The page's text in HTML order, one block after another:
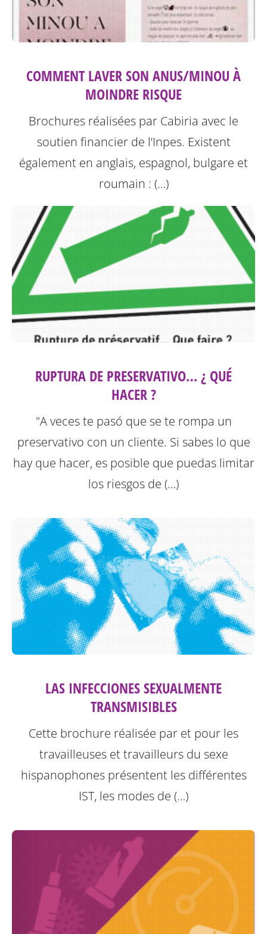
COMMENT LAVER SON ANUS/MINOU À
MOINDRE RISQUE
Brochures réalisées par Cabiria avec le
soutien financier de l’Inpes. Existent
également en anglais, espagnol, bulgare et
roumain : (…)
RUPTURA DE PRESERVATIVO… ¿ QUÉ
HACER ?
"A veces te pasó que se te rompa un
preservativo con un cliente. Si sabes lo que
hay que hacer, es posible que puedas limitar
los riesgos de (…)
LAS INFECCIONES SEXUALMENTE
TRANSMISIBLES
Cette brochure réalisée par et pour les
travailleuses et travailleurs du sexe
hispanophones présentent les différentes
IST, les modes de (…)